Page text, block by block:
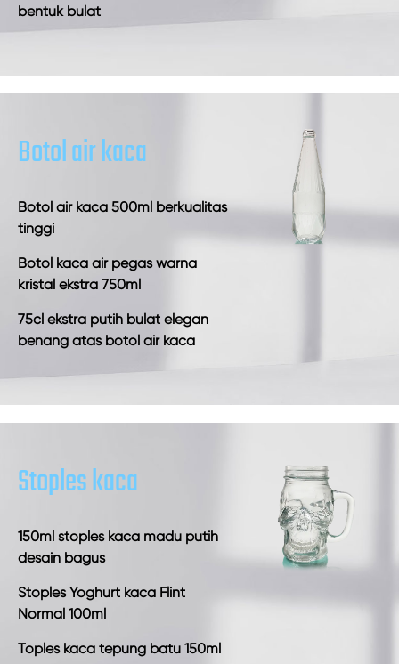
bentuk bulat
Botol air kaca
Botol air kaca 500ml berkualitas
tinggi
Botol kaca air pegas warna
kristal ekstra 750ml
75cl ekstra putih bulat elegan
benang atas botol air kaca
Stoples kaca
150ml stoples kaca madu putih
desain bagus
Stoples Yoghurt kaca Flint
Normal 100ml
Toples kaca tepung batu 150ml